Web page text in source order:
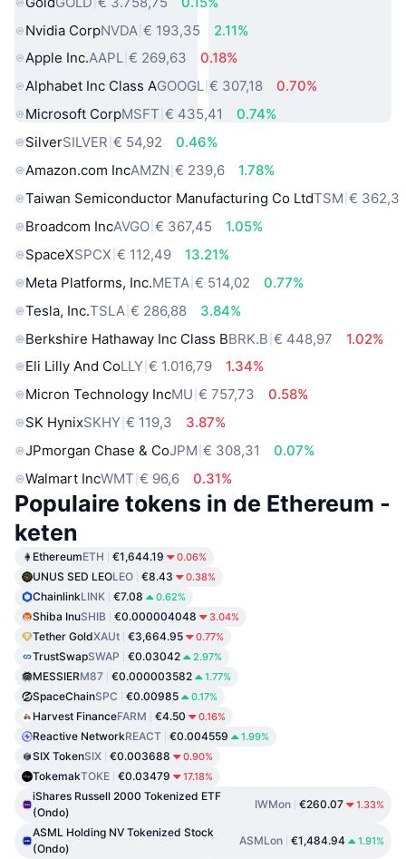
Nvidia CorpNVDA € 193,35
2.11%
Apple Inc.AAPL € 269,63
0.18%
Alphabet Inc Class AGOOGL € 307,18
0.70%
Microsoft CorpMSFT € 435,41
0.74%
SilverSILVER € 54,92
0.46%
Amazon.com IncAMZN € 239,6
1.78%
Taiwan Semiconductor Manufacturing Co LtdTSM € 362,3
Broadcom IncAVGO € 367,45
1.05%
SpaceXSPCX € 112,49
13.21%
Meta Platforms, Inc.META € 514,02
0.77%
Tesla, Inc.TSLA € 286,88
3.84%
Berkshire Hathaway Inc Class BBRK.B € 448,97
1.02%
Eli Lilly And CoLLY € 1.016,79
1.34%
Micron Technology IncMU € 757,73
0.58%
SK HynixSKHY € 119,3
3.87%
JPmorgan Chase & CoJPM € 308,31
0.07%
Walmart IncWMT € 96,6 0.31%
Populaire tokens in de Ethereum -
keten
EthereumETH €1,644.19 0.06%
UNUS SED LEOLEO €8.43 0.38%
ChainlinkLINK €7.08 0.62%
Shiba InuSHIB €0.000004048 3.04%
Tether GoldXAUt €3,664.95 0.77%
TrustSwapSWAP €0.03042 2.97%
MESSIERM87 €0.000003582 1.77%
SpaceChainSPC €0.00985 0.17%
Harvest FinanceFARM €4.50 0.16%
Reactive NetworkREACT €0.004559 1.99%
SIX TokenSIX €0.003688 0.90%
TokemakTOKE €0.03479 17.18%
iShares Russell 2000 Tokenized ETF
(Ondo)
IWMon €260.07 1.33%
ASML Holding NV Tokenized Stock
(Ondo)
ASMLon €1,484.94 1.91%